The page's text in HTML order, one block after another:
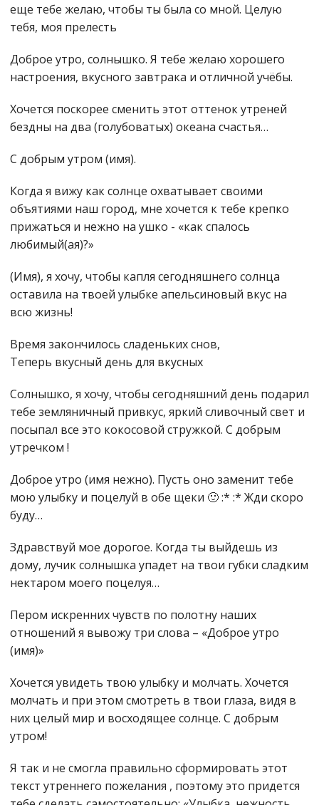
еще тебе желаю, чтобы ты была со мной. Целую
тебя, моя прелесть
Доброе утро, солнышко. Я тебе желаю хорошего
настроения, вкусного завтрака и отличной учёбы.
Хочется поскорее сменить этот оттенок утреней
бездны на два (голубоватых) океана счастья…
С добрым утром (имя).
Когда я вижу как солнце охватывает своими
объятиями наш город, мне хочется к тебе крепко
прижаться и нежно на ушко - «как спалось
любимый(ая)?»
(Имя), я хочу, чтобы капля сегодняшнего солнца
оставила на твоей улыбке апельсиновый вкус на
всю жизнь!
Время закончилось сладеньких снов,
Теперь вкусный день для вкусных
Солнышко, я хочу, чтобы сегодняшний день подарил
тебе земляничный привкус, яркий сливочный свет и
посыпал все это кокосовой стружкой. С добрым
утречком !
Доброе утро (имя нежно). Пусть оно заменит тебе
мою улыбку и поцелуй в обе щеки 🙂 :* :* Жди скоро
буду…
Здравствуй мое дорогое. Когда ты выйдешь из
дому, лучик солнышка упадет на твои губки сладким
нектаром моего поцелуя…
Пером искренних чувств по полотну наших
отношений я вывожу три слова – «Доброе утро
(имя)»
Хочется увидеть твою улыбку и молчать. Хочется
молчать и при этом смотреть в твои глаза, видя в
них целый мир и восходящее солнце. С добрым
утром!
Я так и не смогла правильно сформировать этот
текст утреннего пожелания , поэтому это придется